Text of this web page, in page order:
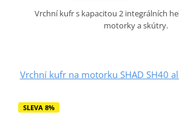
Vrchní kufr s kapacitou 2 integrálních
motorky a skútry.
Vrchní kufr na motorku SHAD SH40
SLEVA 8%